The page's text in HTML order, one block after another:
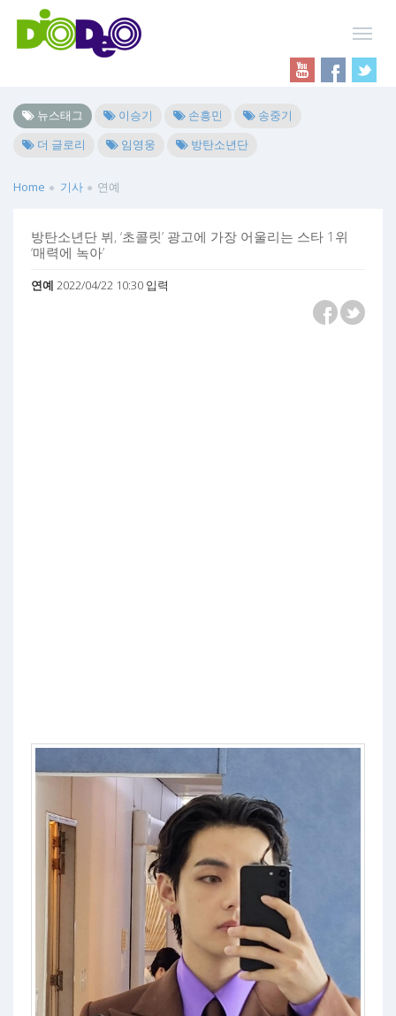
뉴스태그 이승기 손흥민
송중기
더 글로리
임영웅 방탄소년단
Home 기사 연예
방탄소년단 뷔, ‘초콜릿’ 광고에 가장 어울리는 스타 1위
‘매력에 녹아’
연예 2022/04/22 10:30 입력